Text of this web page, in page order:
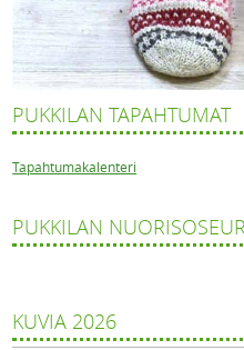
PUKKILAN TAPAHTUMAT
Tapahtumakalenteri
PUKKILAN
KUVIA 2026